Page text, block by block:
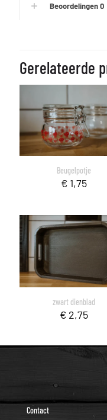
Beoordelingen0
Gerelateerde
Beugelpotje
€1,75
zwart dienblad
€2,75
Contact